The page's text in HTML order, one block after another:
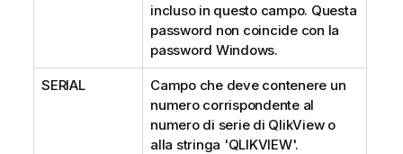
incluso in questo campo. Questa
password non coincide con la
password Windows.
SERIAL
Campo che deve contenere un
numero corrispondente al
numero di serie di QlikView o
alla stringa 'QLIKVIEW'.